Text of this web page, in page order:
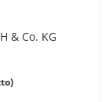
& Co. KG